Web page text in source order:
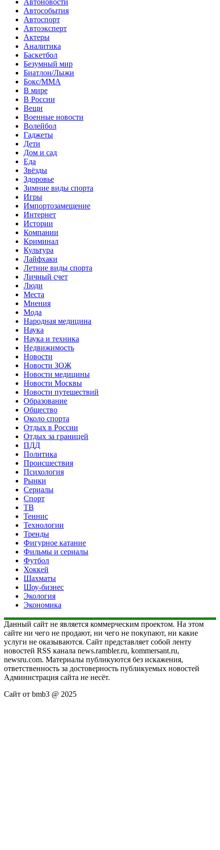
Автособытия
Автоспорт
Автоэксперт
Актеры
Аналитика
Баскетбол
Безумный мир
Биатлон/Лыжи
Бокс/MMA
В мире
В России
Вещи
Военные новости
Волейбол
Гаджеты
Дети
Дом и сад
Еда
Звёзды
Здоровье
Зимние виды спорта
Игры
Импортозамещение
Интернет
Истории
Компании
Криминал
Культура
Лайфхаки
Летние виды спорта
Личный счет
Люди
Места
Мнения
Мода
Народная медицина
Наука
Наука и техника
Недвижимость
Новости
Новости ЗОЖ
Новости медицины
Новости Москвы
Новости путешествий
Образование
Общество
Около спорта
Отдых в России
Отдых за границей
ПДД
Политика
Происшествия
Психология
Рынки
Сериалы
Спорт
ТВ
Теннис
Технологии
Тренды
Фигурное катание
Фильмы и сериалы
Футбол
Хоккей
Шахматы
Шоу-бизнес
Экология
Экономика
Данный сайт не является коммерческим проектом. На этом
сайте ни чего не продают, ни чего не покупают, ни какие
услуги не оказываются. Сайт представляет собой ленту
новостей RSS канала news.rambler.ru, kommersant.ru,
newsru.com. Материалы публикуются без искажения,
ответственность за достоверность публикуемых новостей
Администрация сайта не несёт.
Сайт от bmb3 @ 2025